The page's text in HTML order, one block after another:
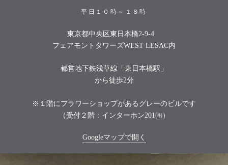
平日１０時～１８時
東京都中央区東日本橋2-9-4
フェアモントタワーズWEST LESAC内
都営地下鉄浅草線「東日本橋駅」
から徒歩2分
※１階にフラワーショップがあるグレーのビルです
（受付２階：インターホン201㈺）
Googleマップで開く